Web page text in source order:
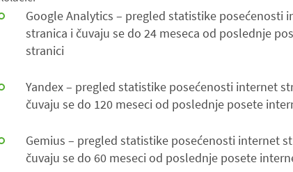
Google Analytics – pregled statistike posećenosti
stranica i čuvaju se do 24 meseca od poslednje
stranici
Yandex – pregled statistike posećenosti internet
čuvaju se do 120 meseci od poslednje posete
Gemius – pregled statistike posećenosti internet
čuvaju se do 60 meseci od poslednje posete